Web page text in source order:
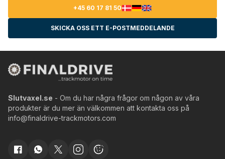
+45 60 17 81 50
SKICKA OSS ETT E-POSTMEDDELANDE
Slutvaxel.se - Om du har några frågor om någon av våra
produkter är du mer än välkommen att kontakta oss på
info@finaldrive-trackmotors.com